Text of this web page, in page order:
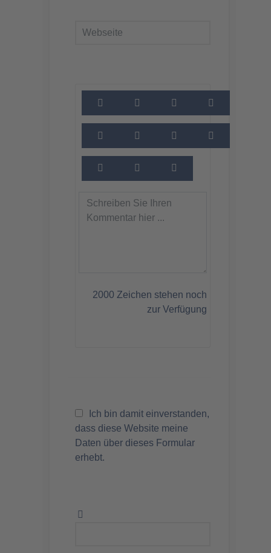
2000 Zeichen stehen noch
zur Verfügung
Ich bin damit einverstanden,
dass diese Website meine
Daten über dieses Formular
erhebt.